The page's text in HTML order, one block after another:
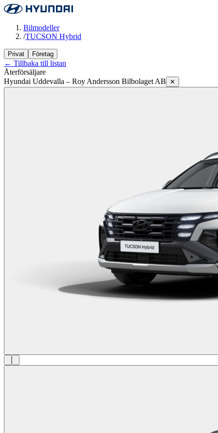
Bilmodeller
/TUCSON Hybrid
Privat Företag
← Tillbaka till listan
Återförsäljare
Hyundai Uddevalla – Roy Andersson Bilbolaget AB
✕